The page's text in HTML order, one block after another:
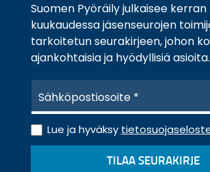
Suomen Pyöräily julkaisee kerran
kuukaudessa jäsenseurojen
tarkoitetun seurakirjeen, johon
ajankohtaisia ja hyödyllisiä asioita.
h
k
ö
T
i
Lue ja hyväksy
TILAA SEURAKIRJE